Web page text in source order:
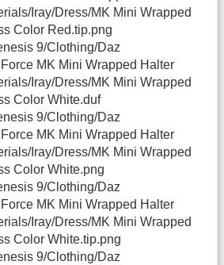
Iray/Dress/MK Mini Wrapped
Color Red.tip.png
9/Clothing/Daz
MK Mini Wrapped Halter
Iray/Dress/MK Mini Wrapped
Color White.duf
9/Clothing/Daz
MK Mini Wrapped Halter
Iray/Dress/MK Mini Wrapped
Color White.png
9/Clothing/Daz
MK Mini Wrapped Halter
Iray/Dress/MK Mini Wrapped
Color White.tip.png
9/Clothing/Daz